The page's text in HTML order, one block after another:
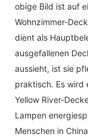
obige Bild ist auf
Wohnzimmer-
dient als
ausgefallenen
aussieht, ist sie
praktisch. Es wird
Yellow River-
Lampen
Menschen in